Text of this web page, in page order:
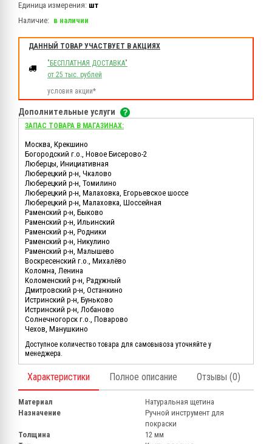
Единица измерения: шт
Наличие: в наличии
ДАННЫЙ ТОВАР УЧАСТВУЕТ В АКЦИЯХ
"БЕСПЛАТНАЯ ДОСТАВКА"
от 25 тыс. рублей
условия акции*
Дополнительные услуги
ЗАПАС ТОВАРА В МАГАЗИНАХ:
Москва, Крекшино
Богородский г.о., Новое Бисерово-2
Люберцы, Инициативная
Люберецкий р-н, Чкалово
Люберецкий р-н, Томилино
Люберецкий р-н, Малаховка, Егорьевское шоссе
Люберецкий р-н, Малаховка, Шоссейная
Раменский р-н, Быково
Раменский р-н, Ильинский
Раменский р-н, Родники
Раменский р-н, Никулино
Раменский р-н, Малышево
Воскресенский г.о., Михалёво
Коломна, Ленина
Коломенский р-н, Радужный
Дмитровский р-н, Останкино
Истринский р-н, Буньково
Истринский р-н, Лобаново
Солнечногорск г.о., Поварово
Чехов, Манушкино
Доступное количество товара для самовывоза уточняйте у
менеджера.
Характеристики Полное описание Отзывы (0)
Материал
Натуральная щетина
Назначение
Ручной инструмент для
покраски
Толщина
12 мм